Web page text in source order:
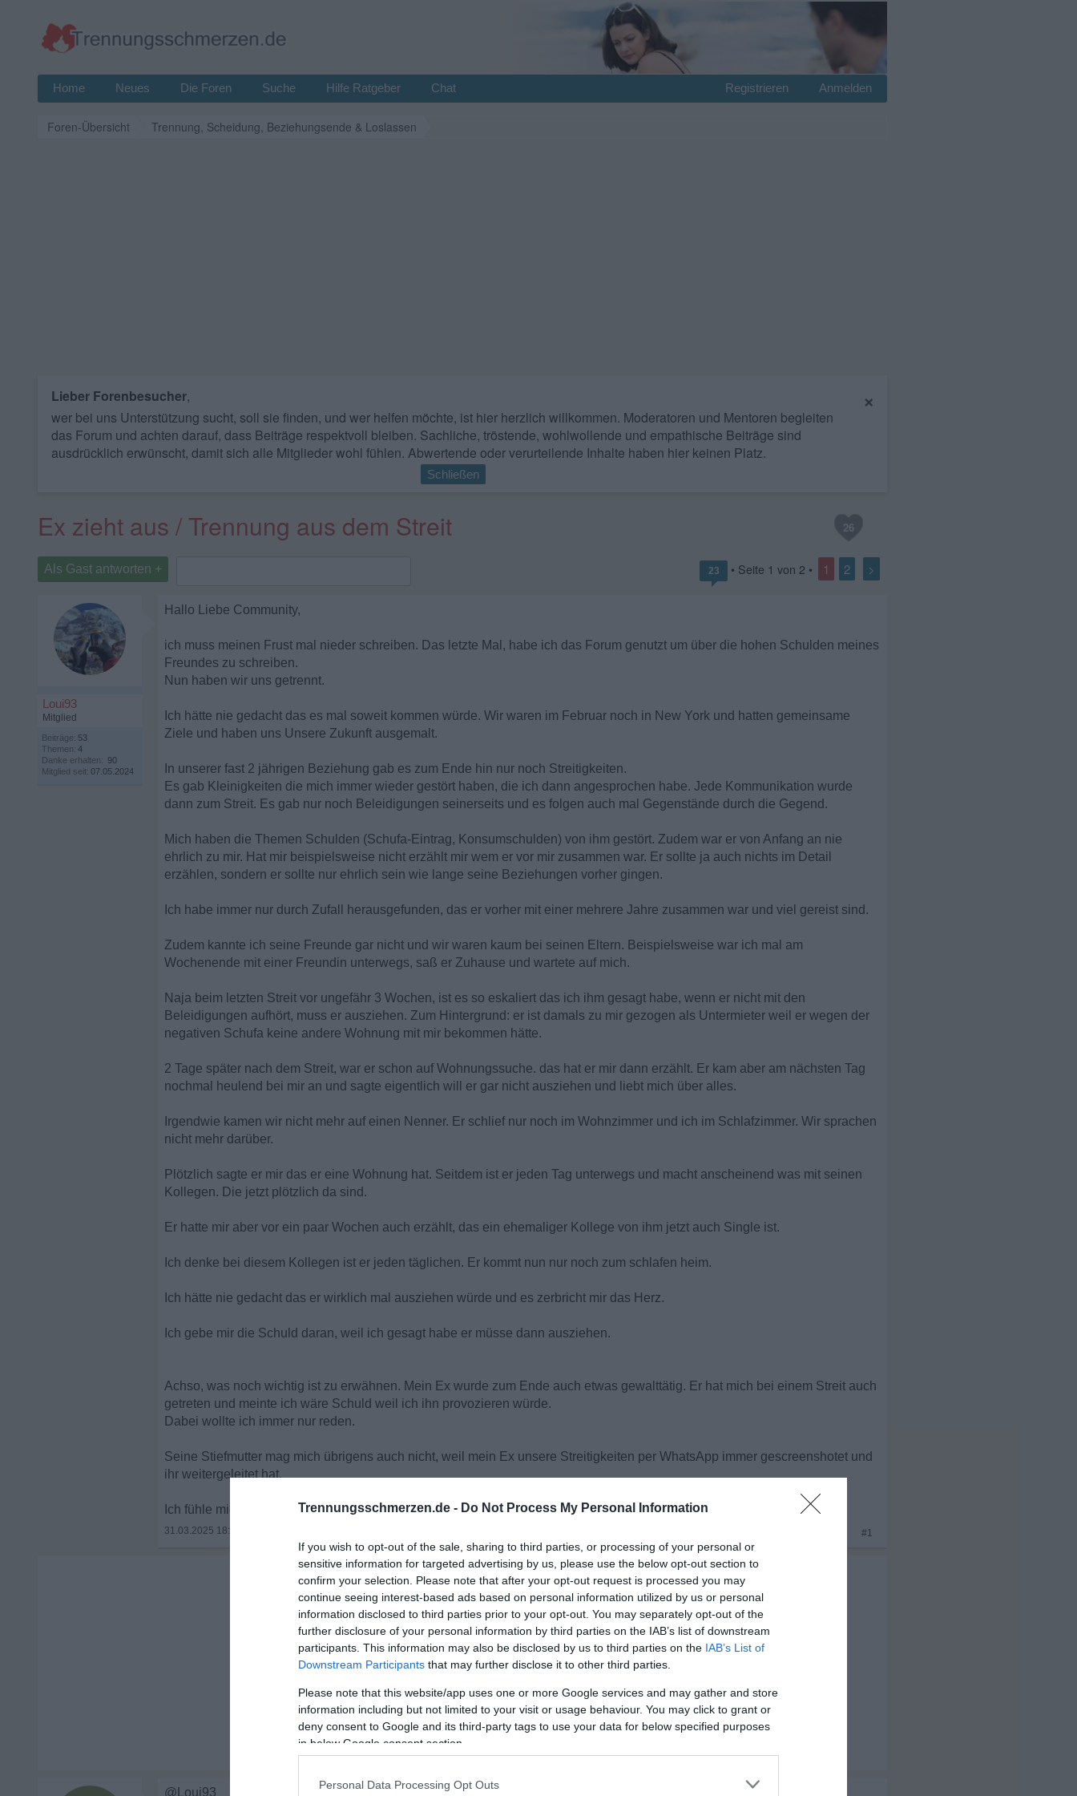
Trennungsschmerzen.de - Do Not Process My Personal Information
If you wish to opt-out of the sale, sharing to third parties, or processing of your personal or
sensitive information for targeted advertising by us, please use the below opt-out section to
confirm your selection. Please note that after your opt-out request is processed you may
continue seeing interest-based ads based on personal information utilized by us or personal
information disclosed to third parties prior to your opt-out. You may separately opt-out of the
further disclosure of your personal information by third parties on the IAB’s list of downstream
participants. This information may also be disclosed by us to third parties on the IAB’s List of
Downstream Participants that may further disclose it to other third parties.
Please note that this website/app uses one or more Google services and may gather and store
information including but not limited to your visit or usage behaviour. You may click to grant or
deny consent to Google and its third-party tags to use your data for below specified purposes
in below Google consent section.
Personal Data Processing Opt Outs
Home Neues Die Foren Suche Hilfe Ratgeber Chat Anmelden
Registrieren
Foren-Übersicht Trennung, Scheidung, Beziehungsende & Loslassen
×
Lieber Forenbesucher,
wer bei uns Unterstützung sucht, soll sie finden, und wer helfen möchte, ist hier herzlich willkommen. Moderatoren und Mentoren begleiten
das Forum und achten darauf, dass Beiträge respektvoll bleiben. Sachliche, tröstende, wohlwollende und empathische Beiträge sind
ausdrücklich erwünscht, damit sich alle Mitglieder wohl fühlen. Abwertende oder verurteilende Inhalte haben hier keinen Platz.
Schließen
26
Ex zieht aus / Trennung aus dem Streit
Als Gast antworten + 23 • Seite 1 von 2 • 1 2 >
Loui93
Mitglied
Beiträge: 53
Themen: 4
Danke erhalten: 90
Mitglied seit: 07.05.2024
Hallo Liebe Community,
ich muss meinen Frust mal nieder schreiben. Das letzte Mal, habe ich das Forum genutzt um über die hohen Schulden meines
Freundes zu schreiben.
Nun haben wir uns getrennt.
Ich hätte nie gedacht das es mal soweit kommen würde. Wir waren im Februar noch in New York und hatten gemeinsame
Ziele und haben uns Unsere Zukunft ausgemalt.
In unserer fast 2 jährigen Beziehung gab es zum Ende hin nur noch Streitigkeiten.
Es gab Kleinigkeiten die mich immer wieder gestört haben, die ich dann angesprochen habe. Jede Kommunikation wurde
dann zum Streit. Es gab nur noch Beleidigungen seinerseits und es folgen auch mal Gegenstände durch die Gegend.
Mich haben die Themen Schulden (Schufa-Eintrag, Konsumschulden) von ihm gestört. Zudem war er von Anfang an nie
ehrlich zu mir. Hat mir beispielsweise nicht erzählt mir wem er vor mir zusammen war. Er sollte ja auch nichts im Detail
erzählen, sondern er sollte nur ehrlich sein wie lange seine Beziehungen vorher gingen.
Ich habe immer nur durch Zufall herausgefunden, das er vorher mit einer mehrere Jahre zusammen war und viel gereist sind.
Zudem kannte ich seine Freunde gar nicht und wir waren kaum bei seinen Eltern. Beispielsweise war ich mal am
Wochenende mit einer Freundin unterwegs, saß er Zuhause und wartete auf mich.
Naja beim letzten Streit vor ungefähr 3 Wochen, ist es so eskaliert das ich ihm gesagt habe, wenn er nicht mit den
Beleidigungen aufhört, muss er ausziehen. Zum Hintergrund: er ist damals zu mir gezogen als Untermieter weil er wegen der
negativen Schufa keine andere Wohnung mit mir bekommen hätte.
2 Tage später nach dem Streit, war er schon auf Wohnungssuche. das hat er mir dann erzählt. Er kam aber am nächsten Tag
nochmal heulend bei mir an und sagte eigentlich will er gar nicht ausziehen und liebt mich über alles.
Irgendwie kamen wir nicht mehr auf einen Nenner. Er schlief nur noch im Wohnzimmer und ich im Schlafzimmer. Wir sprachen
nicht mehr darüber.
Plötzlich sagte er mir das er eine Wohnung hat. Seitdem ist er jeden Tag unterwegs und macht anscheinend was mit seinen
Kollegen. Die jetzt plötzlich da sind.
Er hatte mir aber vor ein paar Wochen auch erzählt, das ein ehemaliger Kollege von ihm jetzt auch Single ist.
Ich denke bei diesem Kollegen ist er jeden täglichen. Er kommt nun nur noch zum schlafen heim.
Ich hätte nie gedacht das er wirklich mal ausziehen würde und es zerbricht mir das Herz.
Ich gebe mir die Schuld daran, weil ich gesagt habe er müsse dann ausziehen.
Achso, was noch wichtig ist zu erwähnen. Mein Ex wurde zum Ende auch etwas gewalttätig. Er hat mich bei einem Streit auch
getreten und meinte ich wäre Schuld weil ich ihn provozieren würde.
Dabei wollte ich immer nur reden.
Seine Stiefmutter mag mich übrigens auch nicht, weil mein Ex unsere Streitigkeiten per WhatsApp immer gescreenshotet und
ihr weitergeleitet hat.
Ich fühle mich wie ein Versager mit meinen 32 Jahren. Ich wollte eig. Eine schöne Zukunft!
31.03.2025 18:26 #1
@Loui93